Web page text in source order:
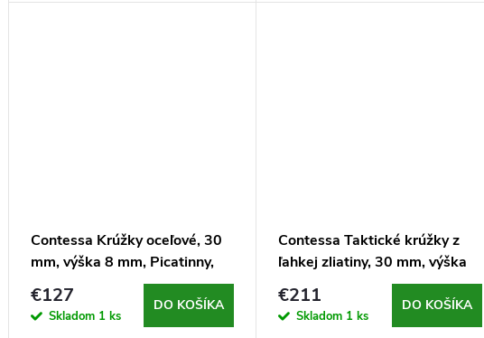
Contessa Krúžky oceľové, 30
mm, výška 8 mm, Picatinny,
čierne
€127
Skladom 1 ks
DO KOŠÍKA
Contessa Taktické krúžky z
ľahkej zliatiny, 30 mm, výška
10 mm, Picatinny, čierne
€211
Skladom 1 ks
DO KOŠÍKA